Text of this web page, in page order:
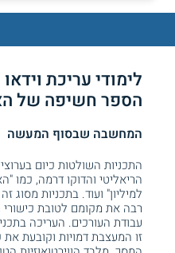
לימודי עריכת
הספר חשיפה של
המחשבה שבסוף המעשה
התכניות השולטות כיום
הריאליטי והדוקו דרמה, כמו
למיליון" ועוד. בתכניות מסוג
רבה את מקומם לטובת
עבודת העורכים. העריכה
זו המעצבת דמויות וקובעת